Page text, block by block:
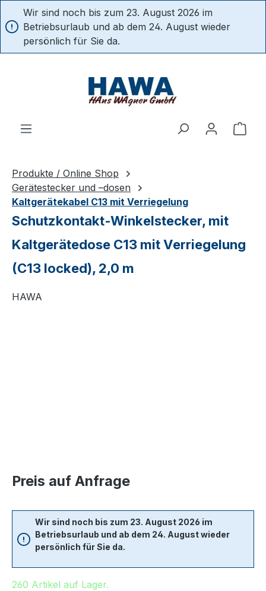
springen
Wir sind noch bis zum 23. August 2026 im
Betriebsurlaub und ab dem 24. August wieder
persönlich für Sie da.
Produkte / Online Shop
Gerätestecker und –dosen
Kaltgerätekabel C13 mit Verriegelung
Schutzkontakt-Winkelstecker, mit
Kaltgerätedose C13 mit Verriegelung
(C13 locked), 2,0 m
HAWA
Preis auf Anfrage
Wir sind noch bis zum 23. August 2026 im
Betriebsurlaub und ab dem 24. August wieder
persönlich für Sie da.
260 Artikel auf Lager.